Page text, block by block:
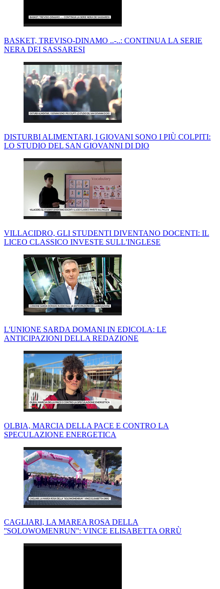
BASKET, TREVISO-DINAMO ..-..: CONTINUA LA SERIE
NERA DEI SASSARESI
DISTURBI ALIMENTARI, I GIOVANI SONO I PIÙ COLPITI:
LO STUDIO DEL SAN GIOVANNI DI DIO
VILLACIDRO, GLI STUDENTI DIVENTANO DOCENTI: IL
LICEO CLASSICO INVESTE SULL'INGLESE
L'UNIONE SARDA DOMANI IN EDICOLA: LE
ANTICIPAZIONI DELLA REDAZIONE
OLBIA, MARCIA DELLA PACE E CONTRO LA
SPECULAZIONE ENERGETICA
CAGLIARI, LA MAREA ROSA DELLA
''SOLOWOMENRUN'': VINCE ELISABETTA ORRÙ